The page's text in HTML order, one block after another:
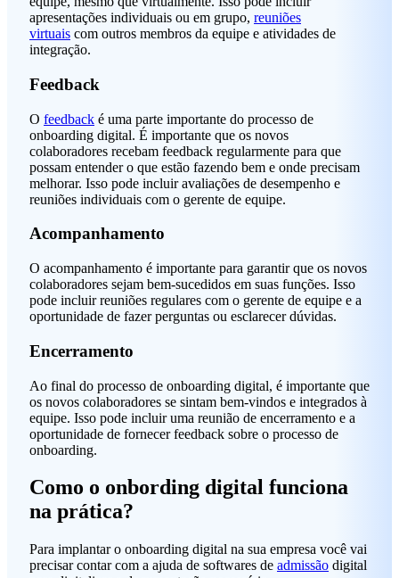
apresentações individuais ou em grupo, reuniões
virtuais com outros membros da equipe e atividades de
integração.
Feedback
O feedback é uma parte importante do processo de
onboarding digital. É importante que os novos
colaboradores recebam feedback regularmente para que
possam entender o que estão fazendo bem e onde precisam
melhorar. Isso pode incluir avaliações de desempenho e
reuniões individuais com o gerente de equipe.
Acompanhamento
O acompanhamento é importante para garantir que os novos
colaboradores sejam bem-sucedidos em suas funções. Isso
pode incluir reuniões regulares com o gerente de equipe e a
oportunidade de fazer perguntas ou esclarecer dúvidas.
Encerramento
Ao final do processo de onboarding digital, é importante que
os novos colaboradores se sintam bem-vindos e integrados à
equipe. Isso pode incluir uma reunião de encerramento e a
oportunidade de fornecer feedback sobre o processo de
onboarding.
Como o onbording digital funciona
na prática?
Para implantar o onboarding digital na sua empresa você vai
precisar contar com a ajuda de softwares de admissão digital